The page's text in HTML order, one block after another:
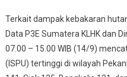
Terkait dampak kebakaran
Data P3E Sumatera KLHK dan
07.00 – 15.00 WIB (14/9)
(ISPU) tertinggi di wilayah